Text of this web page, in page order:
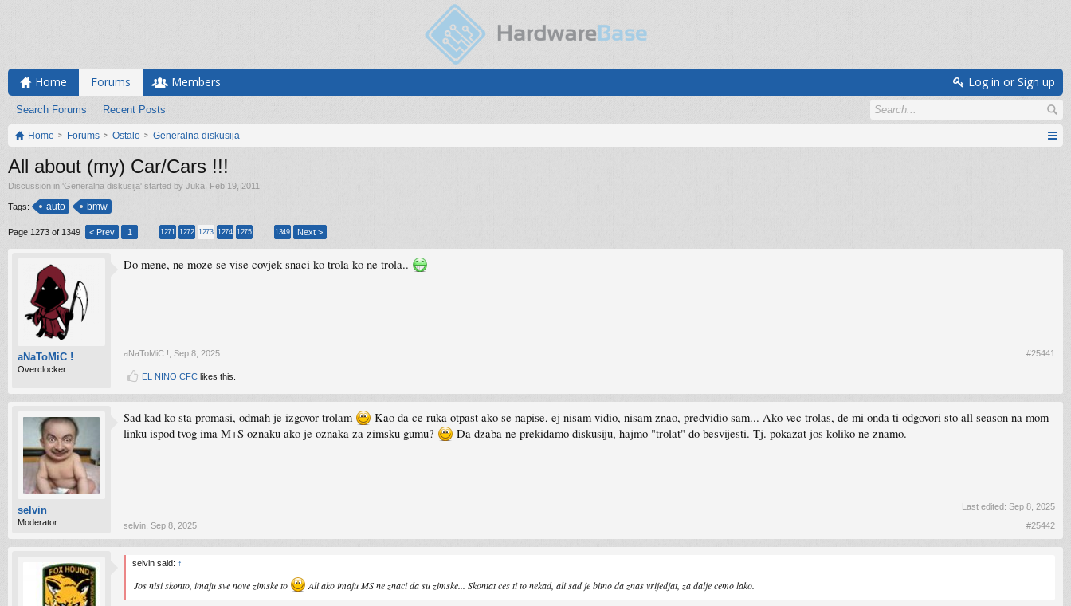
Home Forums
Search Forums Recent Posts
Members Log in or Sign up
Home Forums Ostalo Generalna diskusija
All about (my) Car/Cars !!!
Discussion in 'Generalna diskusija' started by Juka Feb 19, 2011
Tags: auto bmw
Page 1273 of 1349 < Prev 1 ← 1271 1272 1273 1274 1275 → 1349 Next >
aNaToMiC !
Overclocker
Do mene, ne moze se vise covjek snaci ko trola ko ne trola..
aNaToMiC ! Sep 8, 2025 #25441
EL NINO CFC likes this.
selvin
Moderator
Sad kad ko sta promasi, odmah je izgovor trolam
Kao da ce ruka otpast ako se napise, ej nisam vidio, nisam znao, predvidio sam... Ako vec trolas, de mi onda ti odgovori sto all season na mom
linku ispod tvog ima M+S oznaku ako je oznaka za zimsku gumu?
Da dzaba ne prekidamo diskusiju, hajmo "trolat" do besvijesti. Tj. pokazat jos koliko ne znamo.
Last edited: Sep 8, 2025
selvin Sep 8, 2025 #25442
selvin said: ↑
Jos nisi skonto, imaju sve nove zimske to Ali ako imaju MS ne znaci da su zimske... Skontat ces ti to nekad, ali sad je bitno da znas vrijedjat, za dalje cemo lako.